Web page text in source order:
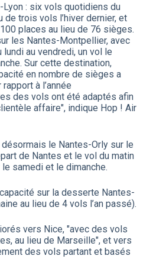
Lyon : six vols quotidiens du
de trois vols l’hiver dernier, et
places au lieu de 76 sièges.
les Nantes-Montpellier, avec
au vendredi, un vol le
Sur cette destination,
en nombre de sièges a
à l’année
des vols ont été adaptés afin
affaire", indique Hop ! Air
le Nantes-Orly sur le
de Nantes et le vol du matin
samedi et le dimanche.
sur la desserte Nantes-
au lieu de 4 vols l’an passé).
vers Nice, "avec des vols
au lieu de Marseille", et vers
des vols partant et basés